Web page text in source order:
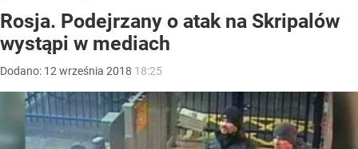
Rosja. Podejrzany o atak na Skripalów
wystąpi w mediach
Dodano: 12 września 2018 18:25